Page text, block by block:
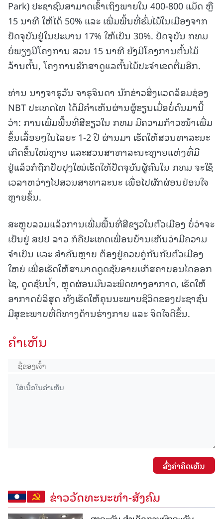
Park) ປະຊາຊົນສາມາດເຂົ້າເຖິງພາຍໃນ 400-800 ແມັດ ຫຼື
15 ນາທີ ໃຫ້ໄດ້ 50% ແລະ ເພີ່ມພື້ນທີ່ຮົ່ມໄມ້ໃນເມືອງຈາກ
ປັດຈຸບັນຢູ່ໃນປະມານ 17% ໃຫ້ເປັນ 30%. ປັດຈຸບັນ ກທມ
ບໍ່ພຽງມີໂຄງການ ສວນ 15 ນາທີ ຍັງມີໂຄງການຕົ້ນໄມ້
ລ້ານຕົ້ນ, ໂຄງການຮັກສາດູແລຕົ້ນໄມ້ປະຈໍາເຂດຕື່ມອີກ.
ທ່ານ ນາງຈາຣຸວັນ ຈາຣຸຈິນດາ ນັກຂ່າວສິ່ງແວດລ້ອມຊ່ອງ
NBT ປະເທດໄທ ໄດ້ມີຄໍາເຫັນຜ່ານຜູ້ຂຽນເມື່ອບໍ່ດົນມານີ້
ວ່າ: ການເພີ່ມພື້ນທີ່ສີຂຽວໃນ ກທມ ມີຄວາມກ້າວໜ້າເພີ່ມ
ຂຶ້ນເລື້ອຍໆໃນໄລຍະ 1-2 ປີ ຜ່ານມາ ເຮັດໃຫ້ສວນທາລະນະ
ເກີດຂຶ້ນໃໝ່ຫຼາຍ ແລະສວນສາທາລະນະຫຼາຍແຫ່ງທີ່ມີ
ຢູ່ແລ້ວກໍຖືກປັບປຸງໃໝ່ເຮັດໃຫ້ປັດຈຸບັນຜູ້ຄົນໃນ ກທມ ຈະໃຊ້
ເວລາຫວ່າງໄປສວນສາທາລະນະ ເພື່ອໄປຜັກຜ່ອນຢ່ອນໃຈ
ຫຼາຍຂຶ້ນ.
ສະຫຼຸບລວມແລ້ວການເພີ່ມພື້ນທີ່ສີຂຽວໃນຕົວເມືອງ ບໍ່ວ່າຈະ
ເປັນຢູ່ ສປປ ລາວ ກໍຄືປະເທດເພື່ອນບ້ານເຫັນວ່າມີຄວາມ
ຈໍາເປັນ ແລະ ສໍາຄັນຫຼາຍ ຕ້ອງຢູ່ຄວບຄູ່ກັນກັບຕົວເມືອງ
ໃຫຍ່ ເພື່ອເຮັດໃຫ້ສາມາດດູດຊັບອາຍແກັສຄາບອນໄດອອກ
ໄຊ, ດູດຊັບນໍ້າ, ຫຼຸດຜ່ອນມົນລະພິດທາງອາກາດ, ເຮັດໃຫ້
ອາກາດບໍລິສຸດ ທັງເຮັດໃຫ້ຄຸນນະພາບຊີວິດຂອງປະຊາຊົນ
ມີສຸຂະພາບທີ່ດີທາງດ້ານຮ່າງກາຍ ແລະ ຈິດໃຈດີຂຶ້ນ.
ຄໍາເຫັນ
ສົ່ງຄໍາຄິດເຫັນ
ຂ່າວວັດທະນະທຳ-ສັງຄົມ